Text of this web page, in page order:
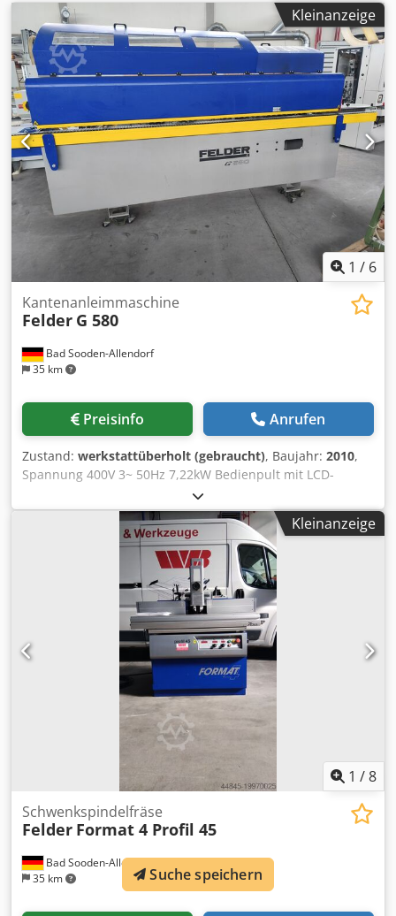
Kleinanzeige
1 / 6
Bad Sooden-Allendorf
35 km
Kantenanleimmaschine
Felder G 580
Preisinfo Anrufen
Zustand: werkstattüberholt (gebraucht), Baujahr: 2010,
Spannung 400V 3~ 50Hz 7,22kW Bedienpult mit LCD-
Anzeige und Tastenfeld Dedpsyf I T Usfx Actjck
Fügeaggregat mit 2 gegenläufigen Diamantfräsern
Eckenrundungsgerät für Stirnkanten manuelle
Aggregatverstellung Kantenstärke 0,4-5,0 mm (optional 8
mm) Werkstückhöhe 8-60mm Vorschubgeschwindigkeit 11
m/min 3 Freiplätze für Finishaggregate Kantenzuführung
für Rollen- und Streifenmaterial Ziehklinge
Kleinanzeige
1 /8
Bad Sooden-Allendorf
35 km
Schwenkspindelfräse
Felder Format 4 Profil 45
Suche speichern